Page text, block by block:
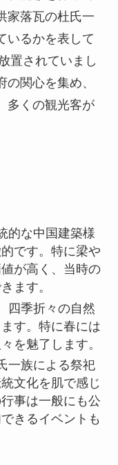
的な中国建築様
です。特に梁や
季折々の自然
を魅了します。
一族による祭祀
文化を肌で感じ
事は一般にも公
きるイベントも
からバスまたは